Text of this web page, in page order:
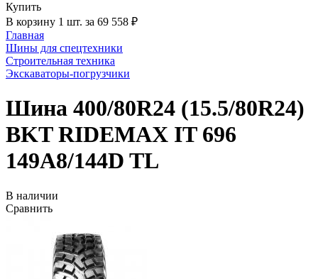
Купить
В корзину 1 шт. за 69 558 ₽
Главная
Шины для спецтехники
Строительная техника
Экскаваторы-погрузчики
Шина 400/80R24 (15.5/80R24)
BKT RIDEMAX IT 696
149A8/144D TL
В наличии
Сравнить